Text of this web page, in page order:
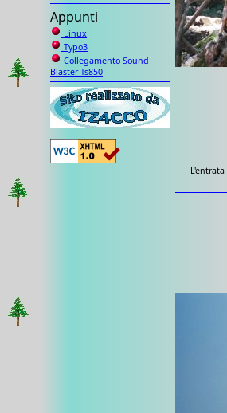
Appunti
Linux
Typo3
Collegamento Sound
Blaster Ts850